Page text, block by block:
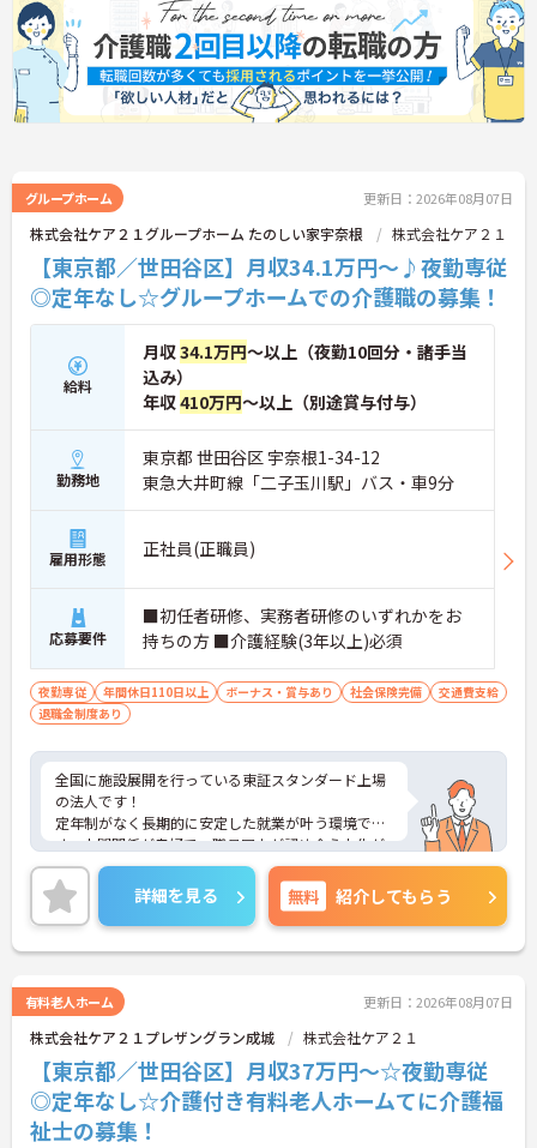
グループホーム 更新日：2026年08月07日
株式会社ケア２１グループホーム たのしい家宇奈根 株式会社ケア２１
【東京都／世田谷区】月収34.1万円～♪夜勤専従
◎定年なし☆グループホームでの介護職の募集！
給料
月収34.1万円～以上（夜勤10回分・諸手当
込み）
年収410万円～以上（別途賞与付与）
勤務地
東京都 世田谷区 宇奈根1-34-12
東急大井町線「二子玉川駅」バス・車9分
雇用形態 正社員(正職員)
応募要件
■初任者研修、実務者研修のいずれかをお
持ちの方 ■介護経験(3年以上)必須
夜勤専従 年間休日110日以上 ボーナス・賞与あり 社会保険完備
交通費支給
退職金制度あり
全国に施設展開を行っている東証スタンダード上場
の法人です！
定年制がなく長期的に安定した就業が叶う環境で
す。人間関係が良好で、職員同士が認め合う文化が
根付いています。
ご興味のある方には、面接対策ポイントなど、さら
に詳細をご案内しますのでお気軽にご相談くださ
い！
詳細を見る 無料 紹介してもらう
有料老人ホーム 更新日：2026年08月07日
株式会社ケア２１プレザングラン成城 株式会社ケア２１
【東京都／世田谷区】月収37万円～☆夜勤専従
◎定年なし☆介護付き有料老人ホームてに介護福
祉士の募集！